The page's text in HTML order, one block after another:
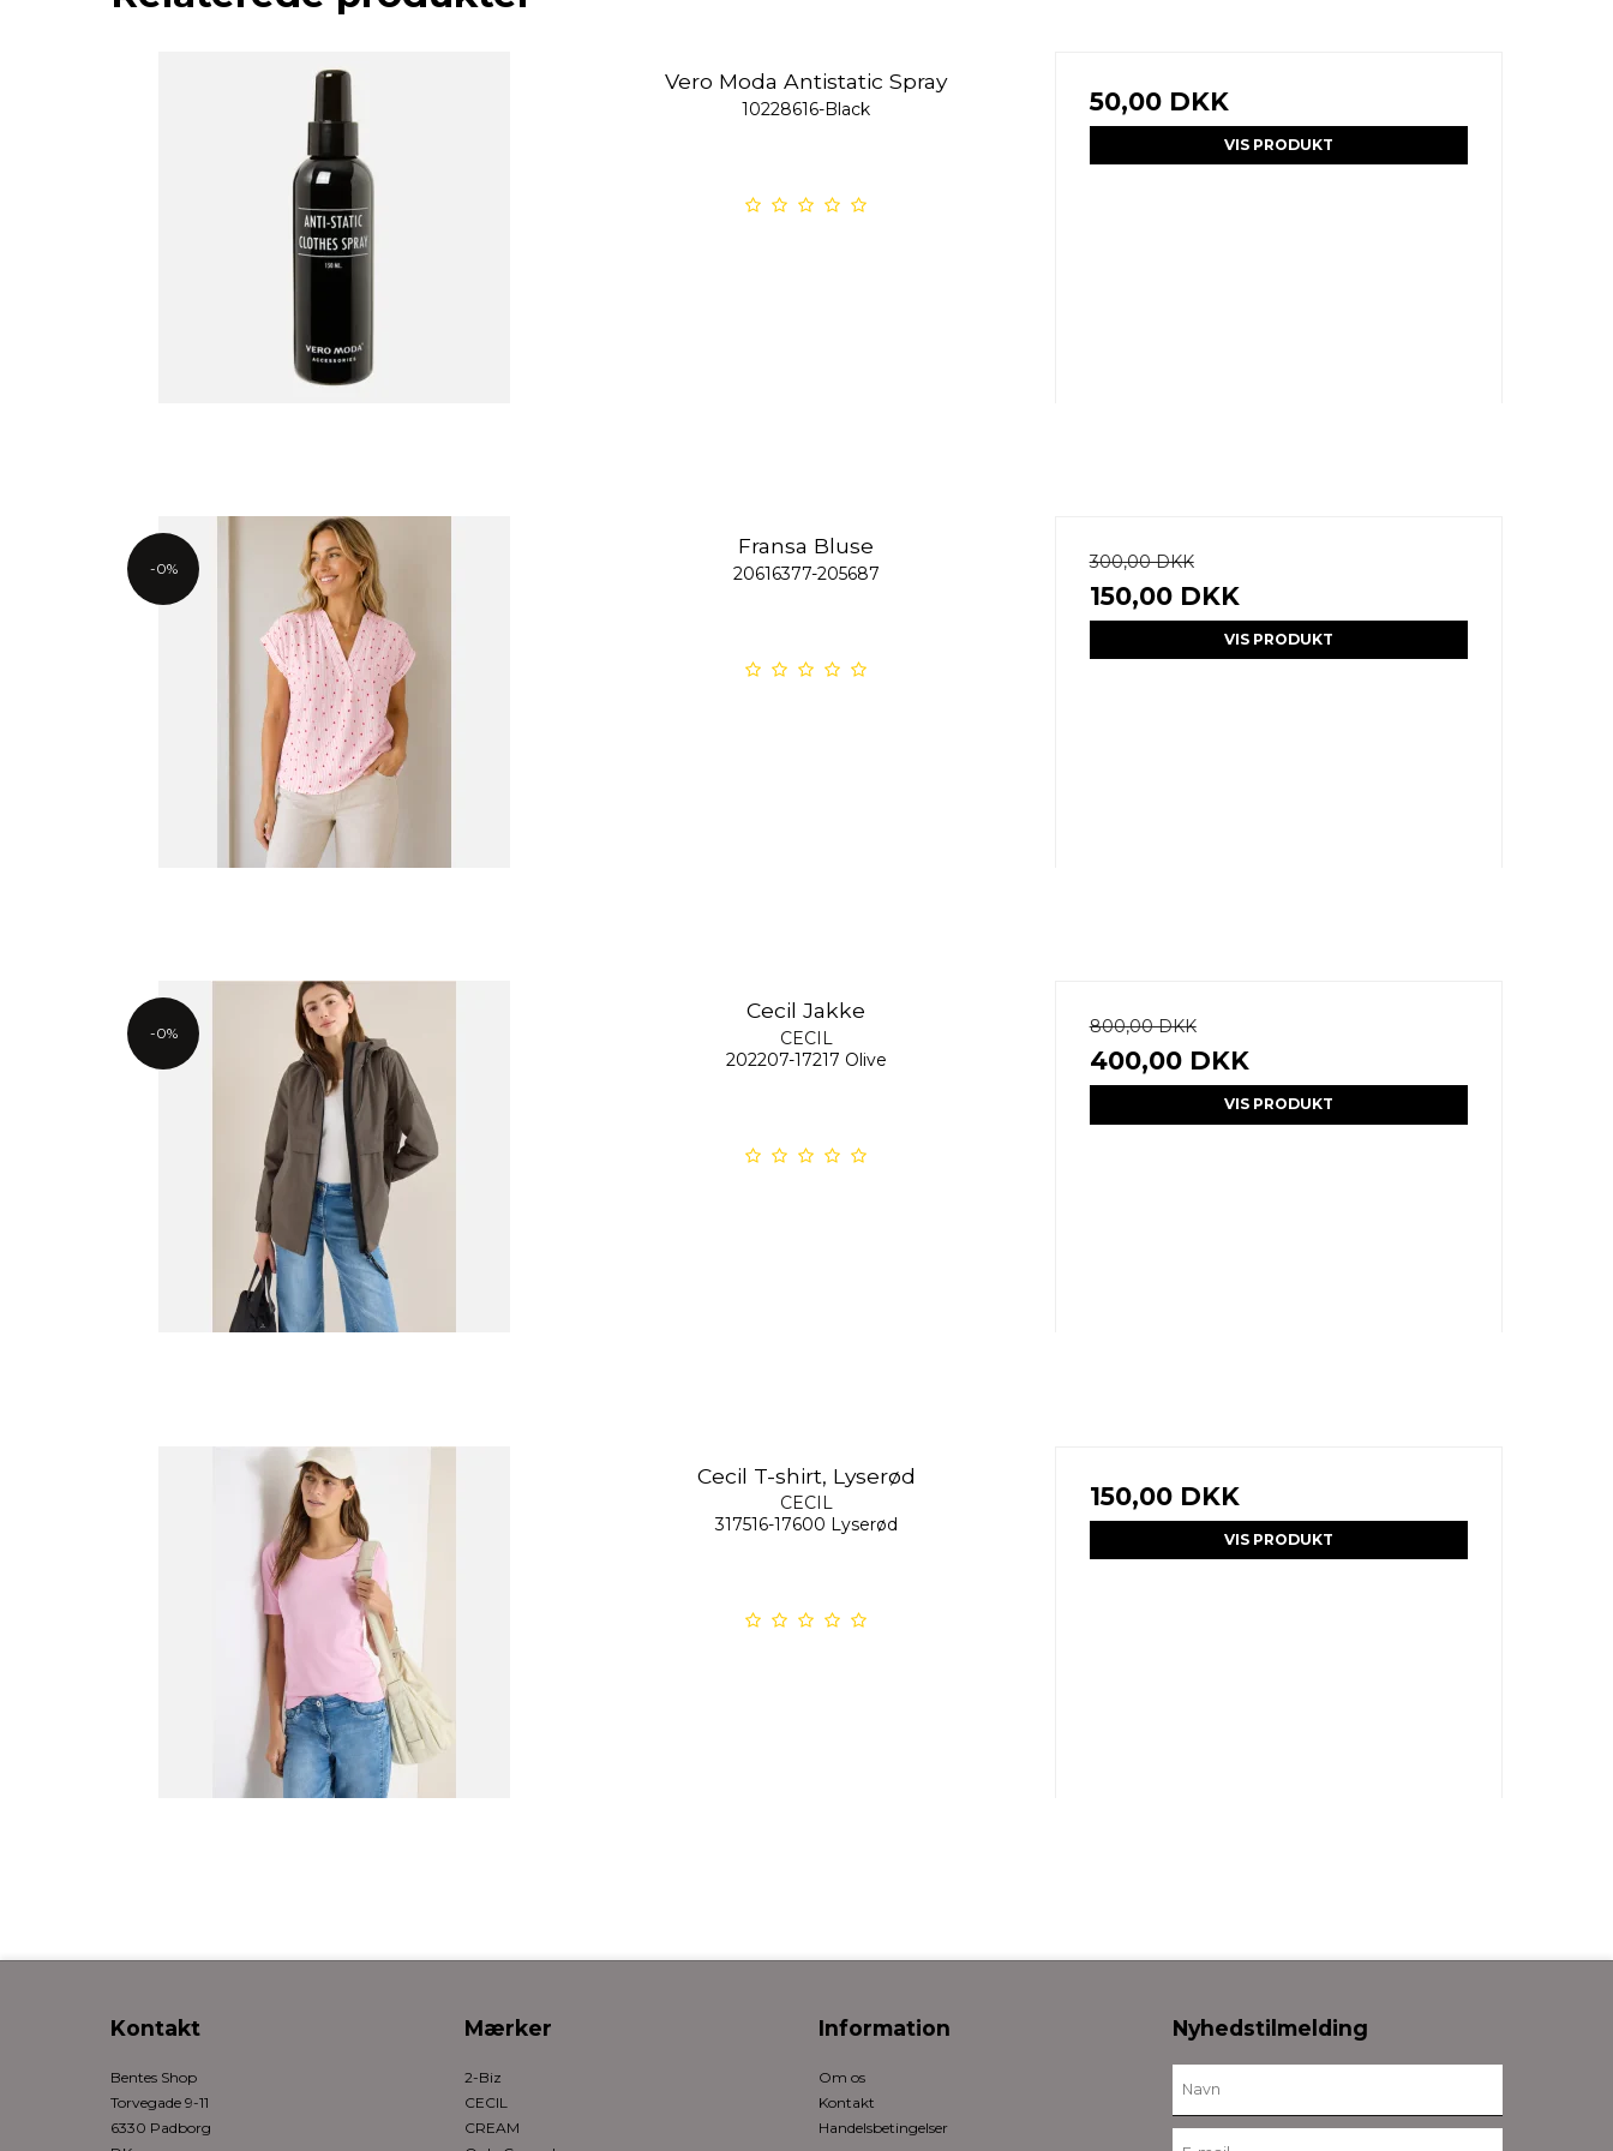
Vero Moda Antistatic Spray
10228616-Black 50,00 DKK
VIS PRODUKT
-0%
Fransa Bluse
20616377-205687
300,00 DKK
150,00 DKK
VIS PRODUKT
-0%
Cecil Jakke
CECIL
202207-17217 Olive
800,00 DKK
400,00 DKK
VIS PRODUKT
Cecil T-shirt, Lyserød
CECIL
317516-17600 Lyserød
150,00 DKK
VIS PRODUKT
Kontakt
Bentes Shop
Torvegade 9-11
6330 Padborg
Mærker
2-Biz
CECIL
CREAM
Information
Om os
Kontakt
Handelsbetingelser
Nyhedstilmelding